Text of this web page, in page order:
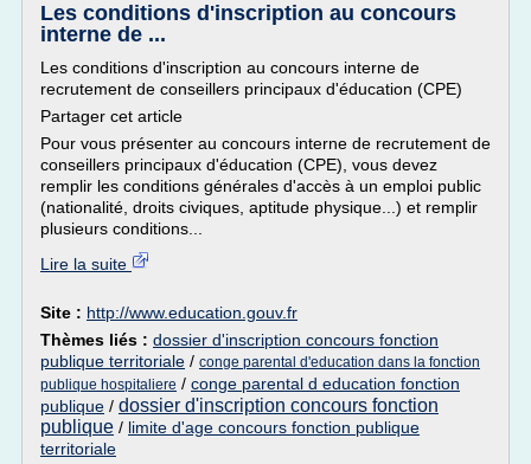
Les conditions d'inscription au concours
interne de ...
Les conditions d'inscription au concours interne de
recrutement de conseillers principaux d'éducation (CPE)
Partager cet article
Pour vous présenter au concours interne de recrutement de
conseillers principaux d'éducation (CPE), vous devez
remplir les conditions générales d'accès à un emploi public
(nationalité, droits civiques, aptitude physique...) et remplir
plusieurs conditions...
Lire la suite
Site : http://www.education.gouv.fr
Thèmes liés : dossier d'inscription concours fonction
publique territoriale / conge parental d'education dans la fonction
publique hospitaliere / conge parental d education fonction
publique / dossier d'inscription concours fonction
publique / limite d'age concours fonction publique
territoriale